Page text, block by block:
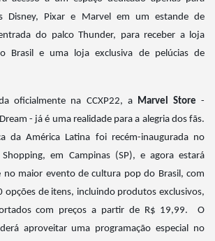
Disney, Pixar e Marvel em um estande de
do palco Thunder, para receber a loja
Brasil e uma loja exclusiva de pelúcias de
oficialmente na CCXP22, a Marvel Store -
- já é uma realidade para a alegria dos fãs.
da América Latina foi recém-inaugurada no
em Campinas (SP), e agora estará
no maior evento de cultura pop do Brasil, com
opções de itens, incluindo produtos exclusivos,
com preços a partir de R$ 19,99. O
aproveitar uma programação especial no